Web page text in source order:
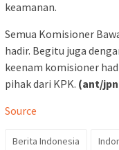
keamanan.
Semua Komisioner
hadir. Begitu juga
keenam komisioner
pihak dari KPK. (ant/
Source
Berita Indonesia